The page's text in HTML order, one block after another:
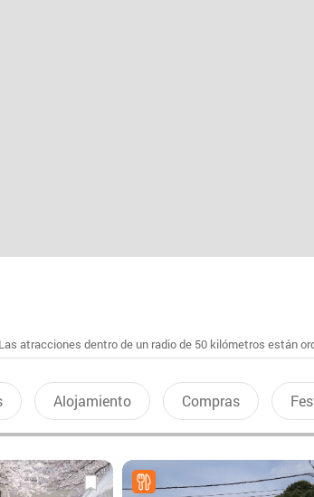
atracciones dentro de un radio de 50 kilómetros están
Alojamiento Compras